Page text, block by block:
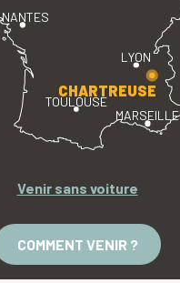
LYON
TOULOUSE
MARSEILLE
NANTES
CHARTREUSE
Venir sans voiture
COMMENT VENIR ?